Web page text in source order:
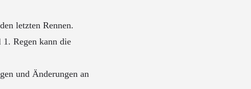
letzten Rennen.
Regen kann die
und Änderungen an